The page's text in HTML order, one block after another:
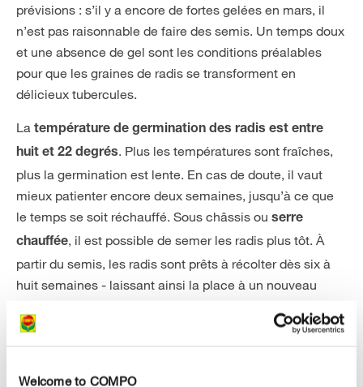
Welcome to COMPO
prévisions : s’il y a encore de fortes gelées en mars, il
n’est pas raisonnable de faire des semis. Un temps doux
et une absence de gel sont les conditions préalables
pour que les graines de radis se transforment en
délicieux tubercules.
La température de germination des radis est entre
huit et 22 degrés. Plus les températures sont fraîches,
plus la germination est lente. En cas de doute, il vaut
mieux patienter encore deux semaines, jusqu’à ce que
le temps se soit réchauffé. Sous châssis ou serre
chauffée, il est possible de semer les radis plus tôt. À
partir du semis, les radis sont prêts à récolter dès six à
huit semaines - laissant ainsi la place à un nouveau